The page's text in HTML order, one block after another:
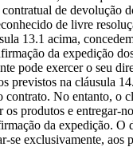
de devolução
de livre
13.1 acima,
da expedição
pode exercer o seu
previstos na cláusula
contrato. No entanto, o
os produtos e entregar-
da expedição. O
se exclusivamente, aos